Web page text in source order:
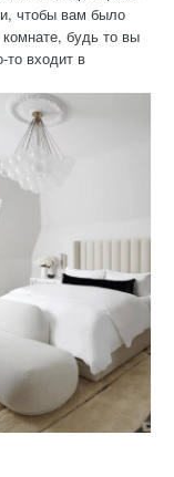
чтобы вам было
будь то вы
то входит в